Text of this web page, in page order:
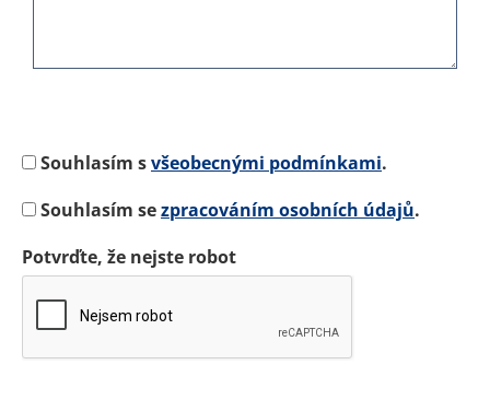
Souhlasím svšeobecnými podmínkami.
Souhlasím sezpracováním osobních údajů.
Potvrďte, že nejste robot